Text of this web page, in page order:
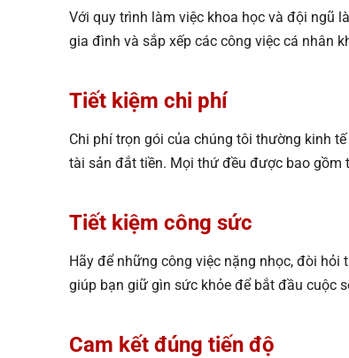
Với quy trình làm việc khoa học và đội ngũ
gia đình và sắp xếp các công việc cá nhân
Tiết kiệm chi phí
Chi phí trọn gói của chúng tôi thường kinh
tài sản đắt tiền. Mọi thứ đều được bao gồm
Tiết kiệm công sức
Hãy để những công việc nặng nhọc, đòi hỏi
giúp bạn giữ gìn sức khỏe để bắt đầu cuộc
Cam kết đúng tiến độ